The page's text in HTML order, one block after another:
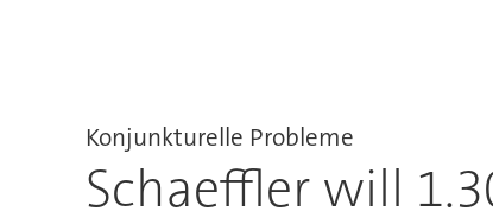
Konjunkturelle Probleme
Schaeffler will